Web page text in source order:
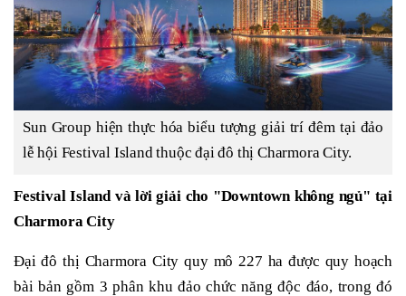
Sun Group hiện thực hóa biểu tượng giải trí đêm tại đảo
lễ hội Festival Island thuộc đại đô thị Charmora City.
Festival Island và lời giải cho "Downtown không ngủ" tại
Charmora City
Đại đô thị Charmora City quy mô 227 ha được quy hoạch
bài bản gồm 3 phân khu đảo chức năng độc đáo, trong đó